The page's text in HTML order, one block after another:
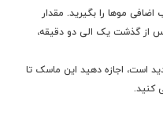
موها را بگیرید. مقدار
از گذشت يک الی دو دقيقه،
است، اجازه دهید این ماسک تا
کنید.